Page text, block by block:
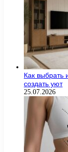
Как выбрать
создать уют
25.07.2026